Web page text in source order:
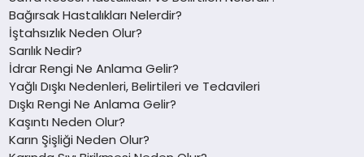
Bağırsak Hastalıkları Nelerdir?
İştahsızlık Neden Olur?
Sarılık Nedir?
İdrar Rengi Ne Anlama Gelir?
Yağlı Dışkı Nedenleri, Belirtileri ve Tedavileri
Dışkı Rengi Ne Anlama Gelir?
Kaşıntı Neden Olur?
Karın Şişliği Neden Olur?